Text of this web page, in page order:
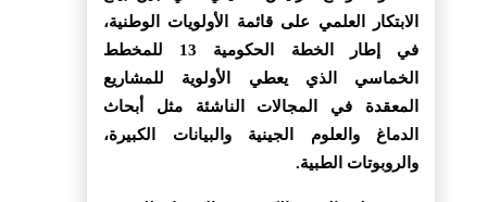
الابتكار العلمي على قائمة الأولويات الوطنية،
في إطار الخطة الحكومية 13 للمخطط
الخماسي الذي يعطي الأولوية للمشاريع
المعقدة في المجالات الناشئة مثل أبحاث
الدماغ والعلوم الجينية والبيانات الكبيرة،
والروبوتات الطبية.